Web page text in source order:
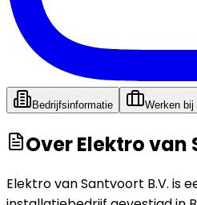
Bedrijfsinformatie Werken bij
OverElektro van
Elektro van Santvoort B.V. is